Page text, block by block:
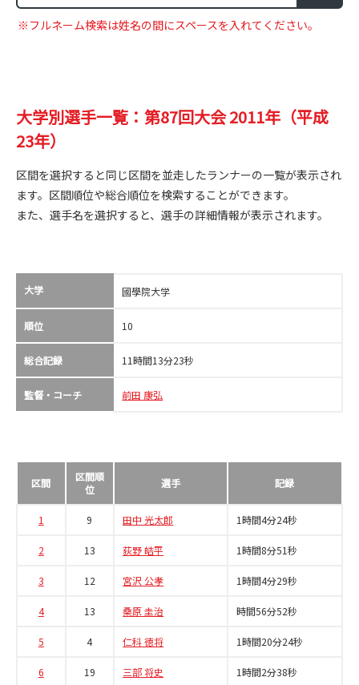
※フルネーム検索は姓名の間にスペースを入れてください。
大学別選手一覧：第87回大会 2011年（平成
23年）
区間を選択すると同じ区間を並走したランナーの一覧が表示され
ます。区間順位や総合順位を検索することができます。
また、選手名を選択すると、選手の詳細情報が表示されます。
大学 國學院大学
順位 10
総合記録 11時間13分23秒
監督・コーチ 前田 康弘
区間
区間順
位
選手 記録
1 9 田中 光太郎 1時間4分24秒
2 13 荻野 皓平 1時間8分51秒
3 12 宮沢 公孝 1時間4分29秒
4 13 桑原 圭治 時間56分52秒
5 4 仁科 徳将 1時間20分24秒
6 19 三部 将史 1時間2分38秒